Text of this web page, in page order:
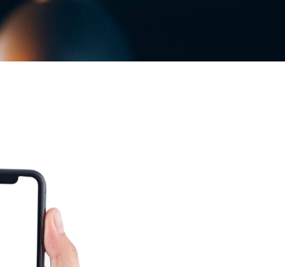
學堂
命及充電次數計算方式
On 2023 年 1 月 6 日